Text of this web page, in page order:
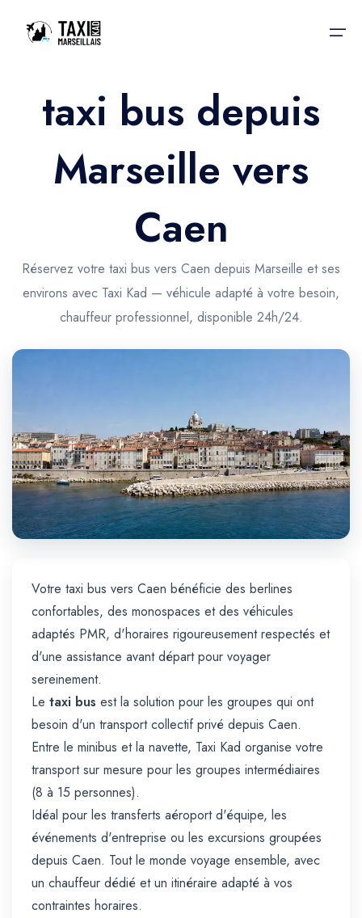
Accueil
Nos services
Nos services
Trajet Gare SNCF
Trajet Port croisière
Trajet Séminaire
Actualités & évènements
Contactez-nous
taxi bus depuis
Marseille vers
Caen
Réservez votre taxi bus vers Caen depuis Marseille et ses
environs avec Taxi Kad — véhicule adapté à votre besoin,
chauffeur professionnel, disponible 24h/24.
Votre taxi bus vers Caen bénéficie des berlines
confortables, des monospaces et des véhicules
adaptés PMR, d'horaires rigoureusement respectés et
d'une assistance avant départ pour voyager
sereinement.
Le taxi bus est la solution pour les groupes qui ont
besoin d'un transport collectif privé depuis Caen.
Entre le minibus et la navette, Taxi Kad organise votre
transport sur mesure pour les groupes intermédiaires
(8 à 15 personnes).
Idéal pour les transferts aéroport d'équipe, les
événements d'entreprise ou les excursions groupées
depuis Caen. Tout le monde voyage ensemble, avec
un chauffeur dédié et un itinéraire adapté à vos
contraintes horaires.